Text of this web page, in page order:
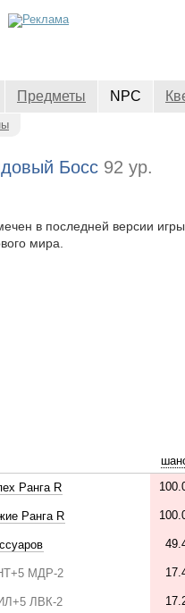
Предметы NPC
Босс 92 ур.
в последней версии
мира.
Ранга R
Ранга R
МДР-2
ЛВК-2